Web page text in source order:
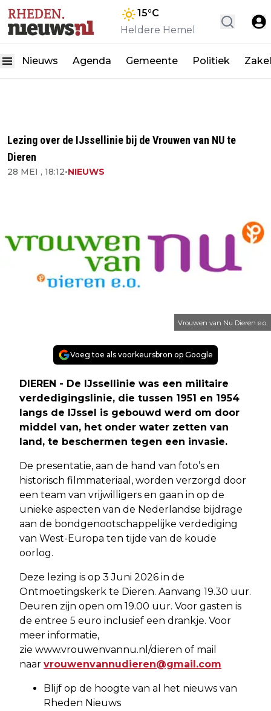
15°C
Heldere Hemel
Nieuws Agenda Gemeente Politiek
Lezing over de IJssellinie bij de Vrouwen van NU te
Dieren
28 MEI , 18:12•NIEUWS
Vrouwen van Nu Dieren e.o.
Voeg toe als voorkeursbron op Google
DIEREN - De IJssellinie was een militaire
verdedigingslinie, die tussen 1951 en 1954
langs de IJssel is gebouwd werd om door
middel van, het onder water zetten van
land, te beschermen tegen een invasie.
De presentatie, aan de hand van foto’s en
historisch filmmateriaal, worden verzorgd door
een team van vrijwilligers en gaan in op de
unieke aspecten van de Nederlandse bijdrage
aan de bondgenootschappelijke verdediging
van West-Europa ten tijde van de koude
oorlog.
Deze lezing is op 3 Juni 2026 in de
Ontmoetingskerk te Dieren. Aanvang 19.30 uur.
Deuren zijn open om 19.00 uur. Voor gasten is
de entree 5 euro inclusief een drankje. Voor
meer informatie,
zie www.vrouwenvannu.nl/dieren of mail
naar vrouwenvannudieren@gmail.com
Blijf op de hoogte van al het nieuws van
Rheden Nieuws